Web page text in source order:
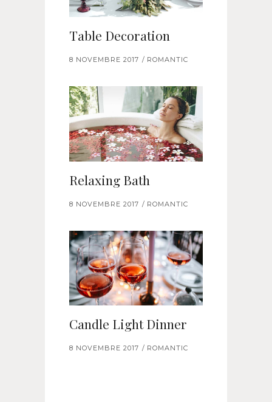
Table Decoration
8 NOVEMBRE 2017 ROMANTIC
Relaxing Bath
8 NOVEMBRE 2017 ROMANTIC
Candle Light Dinner
8 NOVEMBRE 2017 ROMANTIC